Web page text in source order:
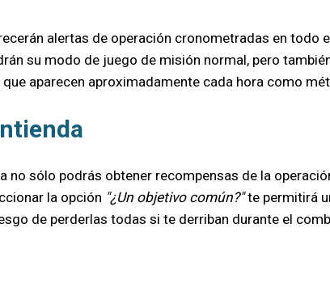
alertas de operación cronometradas en
su modo de juego de misión normal, pero
aparecen aproximadamente cada hora como
no sólo podrás obtener recompensas de la
la opción "¿Un objetivo común?"te permitirá
de perderlas todas si te derriban durante el